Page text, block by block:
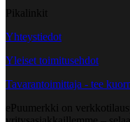
Pikalinkit
Yhteystiedot
Yleiset toimitusehdot
Tavarantoimittaja - tee
ePuumerkki on